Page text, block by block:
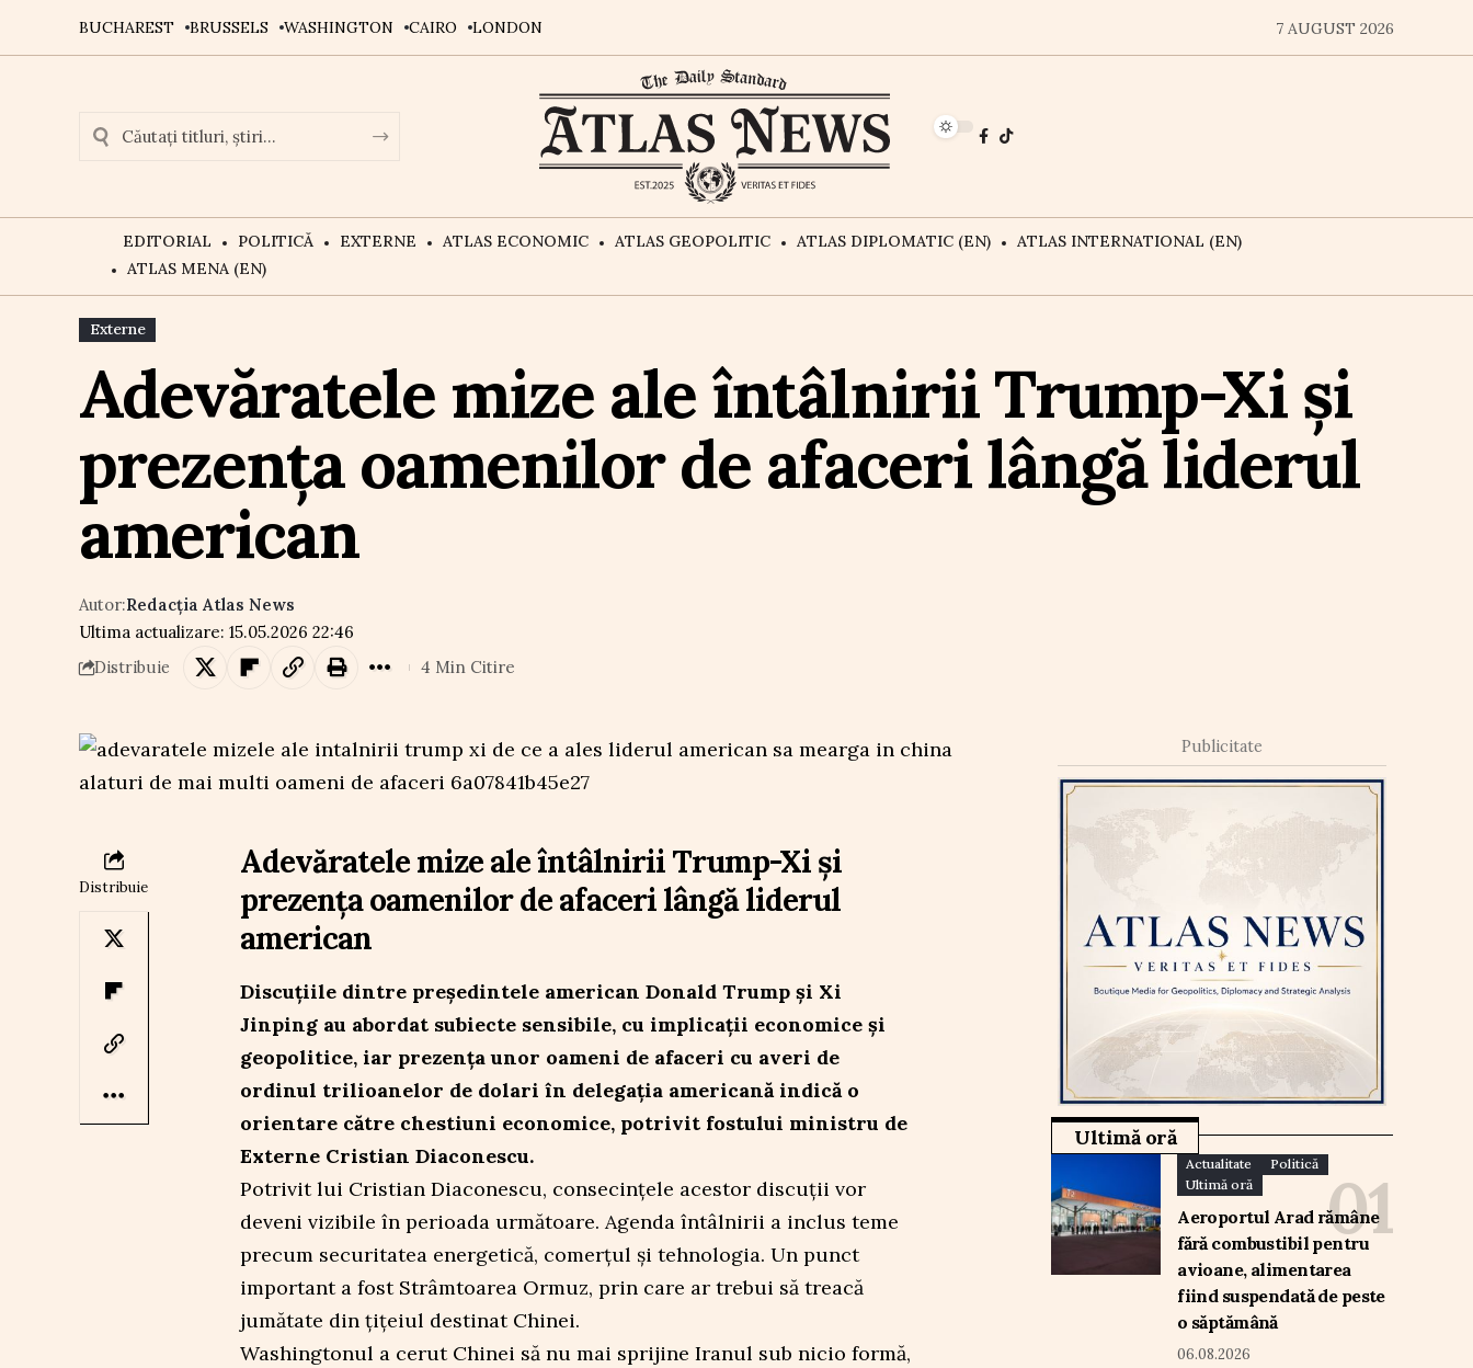
BUCHAREST BRUSSELS WASHINGTON CAIRO LONDON 7 AUGUST 2026
EDITORIAL POLITICĂ EXTERNE ATLAS ECONOMIC ATLAS GEOPOLITIC ATLAS DIPLOMATIC (EN)
ATLAS INTERNATIONAL (EN)
ATLAS MENA (EN)
Externe
Adevăratele mize ale întâlnirii Trump-Xi și
prezența oamenilor de afaceri lângă liderul
american
Ultima actualizare: 15.05.2026 22:46
Autor:Redacția Atlas News
Distribuie 4 Min Citire
Distribuie
Adevăratele mize ale întâlnirii Trump-Xi și
prezența oamenilor de afaceri lângă liderul
american
Discuțiile dintre președintele american Donald Trump și Xi
Jinping au abordat subiecte sensibile, cu implicații economice și
geopolitice, iar prezența unor oameni de afaceri cu averi de
ordinul trilioanelor de dolari în delegația americană indică o
orientare către chestiuni economice, potrivit fostului ministru de
Externe Cristian Diaconescu.
Potrivit lui Cristian Diaconescu, consecințele acestor discuții vor
deveni vizibile în perioada următoare. Agenda întâlnirii a inclus teme
precum securitatea energetică, comerțul și tehnologia. Un punct
important a fost Strâmtoarea Ormuz, prin care ar trebui să treacă
jumătate din țițeiul destinat Chinei.
Washingtonul a cerut Chinei să nu mai sprijine Iranul sub nicio formă,
Publicitate
Ultimă oră
Actualitate
Politică
Ultimă oră
Aeroportul Arad rămâne
fără combustibil pentru
avioane, alimentarea
fiind suspendată de peste
o săptămână
06.08.2026